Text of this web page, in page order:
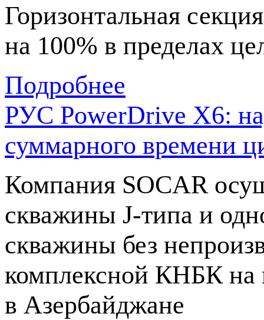
Горизонтальная
на 100% в пределах
Подробнее
РУС PowerDrive X6:
суммарного времени
Компания SOCAR
скважины J-типа и
скважины без
комплексной КНБК
в Азербайджане